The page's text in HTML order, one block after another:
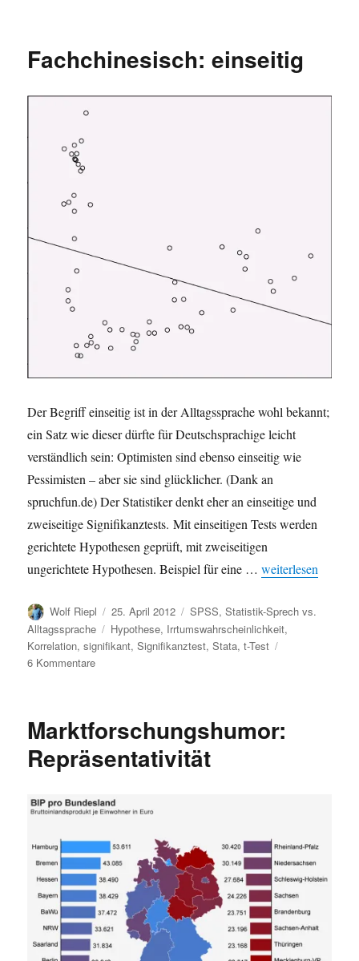
der
und
Forschung
Fachchinesisch: einseitig
Der Begriff einseitig ist in der Alltagssprache wohl bekannt;
ein Satz wie dieser dürfte für Deutschsprachige leicht
verständlich sein: Optimisten sind ebenso einseitig wie
Pessimisten – aber sie sind glücklicher. (Dank an
spruchfun.de) Der Statistiker denkt eher an einseitige und
zweiseitige Signifikanztests. Mit einseitigen Tests werden
gerichtete Hypothesen geprüft, mit zweiseitigen
ungerichtete Hypothesen. Beispiel für eine …„Fachchinesisch:
weiterlesen
Autor
Wolf Riepl
Veröffentlicht
am
25. April 2012 Kategorien
SPSS,Statistik-Sprech vs.
Alltagssprache
Schlagwörter
Hypothese, Irrtumswahrscheinlichkeit,
Korrelation,signifikant,Signifikanztest,Stata,t-Test
6 Kommentarezu
Marktforschungshumor:
Repräsentativität